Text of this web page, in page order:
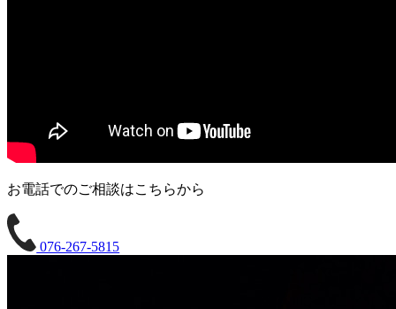
お電話でのご相談はこちらから
076-267-5815